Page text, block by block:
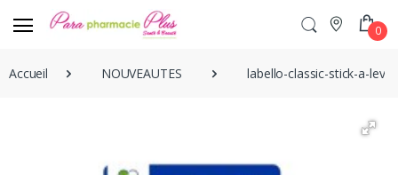
0
Accueil NOUVEAUTES labello-classic-stick-a-